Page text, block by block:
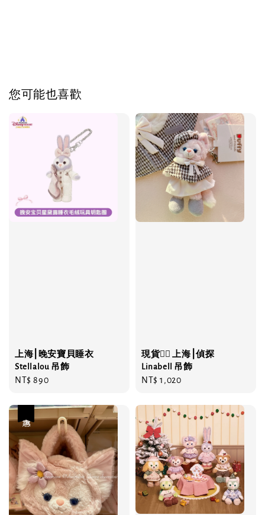
您可能也喜歡
上海⎮晚安寶貝睡衣
Stellalou 吊飾
Regular
NT$ 890
現貨❤️‍🔥 上海⎮偵探
Linabell 吊飾
Regular
NT$ 1,020